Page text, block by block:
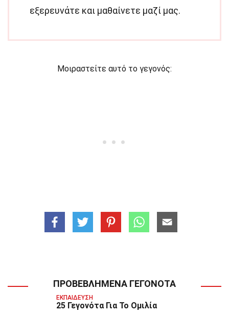
εξερευνάτε και μαθαίνετε μαζί μας.
Μοιραστείτε αυτό το γεγονός:
ΠΡΟΒΕΒΛΗΜΈΝΑ ΓΕΓΟΝΌΤΑ
ΕΚΠΑΊΔΕΥΣΗ
25 Γεγονότα Για Το Ομιλία